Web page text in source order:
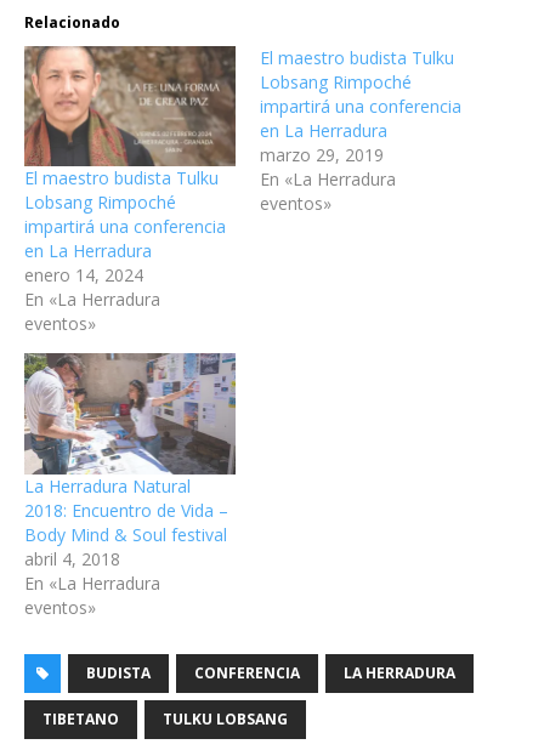
Relacionado
El maestro budista Tulku
Lobsang Rimpoché
impartirá una conferencia
en La Herradura
enero 14, 2024
En «La Herradura
eventos»
El maestro budista Tulku
Lobsang Rimpoché
impartirá una conferencia
en La Herradura
marzo 29, 2019
En «La Herradura
eventos»
La Herradura Natural
2018: Encuentro de Vida –
Body Mind & Soul festival
abril 4, 2018
En «La Herradura
eventos»
BUDISTA CONFERENCIA LA HERRADURA
TIBETANO TULKU LOBSANG